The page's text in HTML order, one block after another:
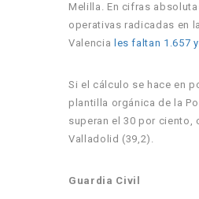
Melilla. En cifras
operativas radicadas en
Valencia les faltan 1.657
Si el cálculo se hace en
plantilla orgánica de la
superan el 30 por ciento,
Valladolid (39,2).
Guardia Civil